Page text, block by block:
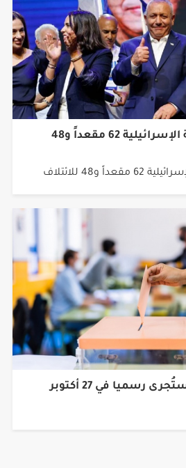
استطلاع: المعارضة الإسرائيلية 62 مقعداً و48
و48 للائتلاف
رسميا في 27 أكتوبر